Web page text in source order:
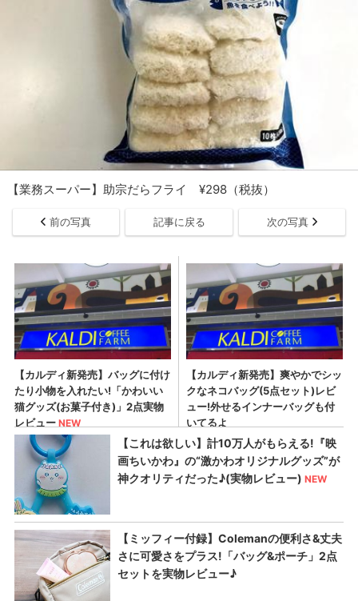
【業務スーパー】助宗だらフライ ¥298（税抜）
前の写真 記事に戻る 次の写真